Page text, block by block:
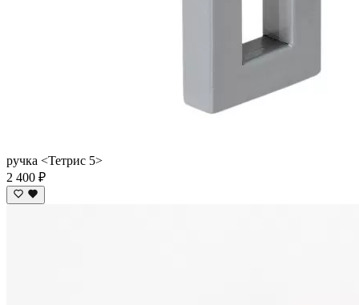
ручка <Тетрис 5>
2 400 ₽